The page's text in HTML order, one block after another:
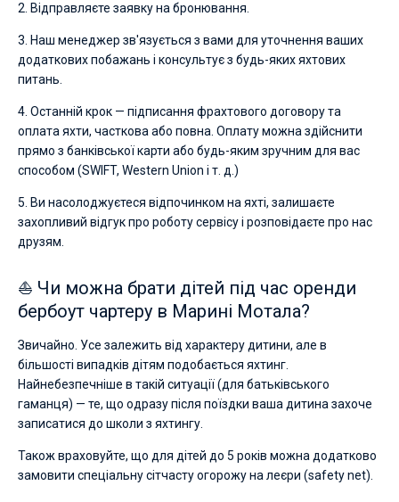
2. Відправляєте заявку на бронювання.
3. Наш менеджер зв'язується з вами для уточнення ваших
додаткових побажань і консультує з будь-яких яхтових
питань.
4. Останній крок — підписання фрахтового договору та
оплата яхти, часткова або повна. Оплату можна здійснити
прямо з банківської карти або будь-яким зручним для вас
способом (SWIFT, Western Union і т. д.)
5. Ви насолоджуєтеся відпочинком на яхті, залишаєте
захопливий відгук про роботу сервісу і розповідаєте про нас
друзям.
⛵ Чи можна брати дітей під час оренди
бербоут чартеру в Марині Мотала?
Звичайно. Усе залежить від характеру дитини, але в
більшості випадків дітям подобається яхтинг.
Найнебезпечніше в такій ситуації (для батьківського
гаманця) — те, що одразу після поїздки ваша дитина захоче
записатися до школи з яхтингу.
Також враховуйте, що для дітей до 5 років можна додатково
замовити спеціальну сітчасту огорожу на леєри (safety net).